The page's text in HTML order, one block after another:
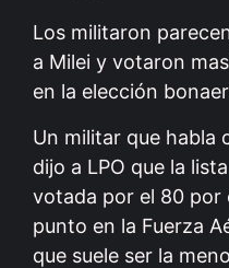
Los militaron
a Milei y votaron
en la elección
Un militar que habla
dijo a LPO que la
votada por el 80 por
punto en la Fuerza
que suele ser la